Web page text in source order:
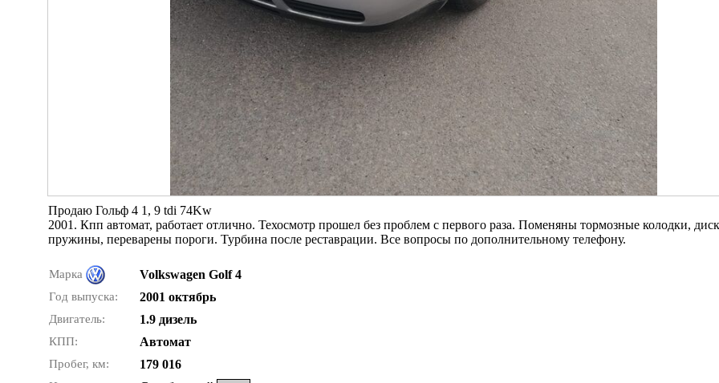
Продаю Гольф 4 1, 9 tdi 74Kw
2001. Кпп автомат, работает отлично. Техосмотр прошел без проблем с первого раза. Поменяны тормозные колодки,
пружины, переварены пороги. Турбина после реставрации. Все вопросы по дополнительному телефону.
Марка Volkswagen Golf 4
Год выпуска: 2001 октябрь
Двигатель: 1.9 дизель
КПП: Автомат
Пробег, км: 179 016